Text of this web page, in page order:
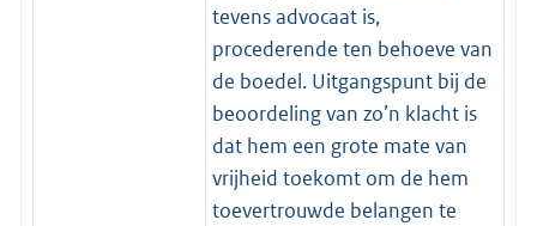
tevens advocaat is,
procederende ten behoeve van
de boedel. Uitgangspunt bij de
beoordeling van zo’n klacht is
dat hem een grote mate van
vrijheid toekomt om de hem
toevertrouwde belangen te